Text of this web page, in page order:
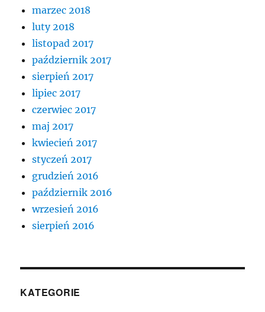
marzec 2018
luty 2018
listopad 2017
październik 2017
sierpień 2017
lipiec 2017
czerwiec 2017
maj 2017
kwiecień 2017
styczeń 2017
grudzień 2016
październik 2016
wrzesień 2016
sierpień 2016
KATEGORIE